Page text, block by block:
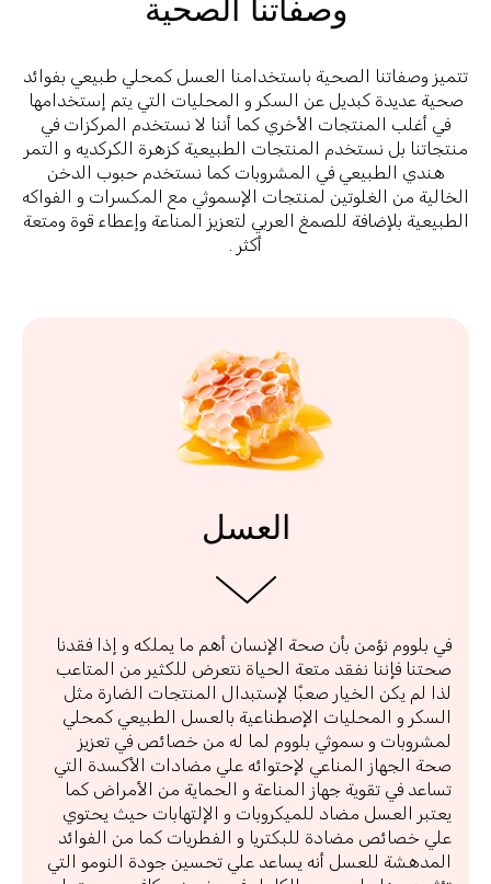
وصفاتنا الصحية
الصحية باستخدامنا العسل كمحلي طبيعي بفوائد
كبديل عن السكر و المحليات التي يتم إستخدامها
المنتجات الأخري كما أننا لا نستخدم المركزات في
بل نستخدم المنتجات الطبيعية كزهرة الكركديه و التمر
الطبيعي في المشروبات كما نستخدم حبوب الدخن
من الغلوتين لمنتجات الإسموثي مع المكسرات و الفواكه
بلإضافة للصمغ العربي لتعزيز المناعة وإعطاء قوة ومتعة
العسل
نؤمن بأن صحة الإنسان أهم ما يملكه و إذا فقدنا
فإننا نفقد متعة الحياة نتعرض للكثير من المتاعب
يكن الخيار صعبًا لإستبدال المنتجات الضارة مثل
و المحليات الإصطناعية بالعسل الطبيعي كمحلي
و سموثي بلووم لما له من خصائص في تعزيز
المناعي لإحتوائه علي مضادات الأكسدة التي
في تقوية جهاز المناعة و الحماية من الأمراض كما
العسل مضاد للميكروبات و الإلتهابات حيث يحتوي
مضادة للبكتريا و الفطريات كما من الفوائد
للعسل أنه يساعد علي تحسين جودة النومو التي